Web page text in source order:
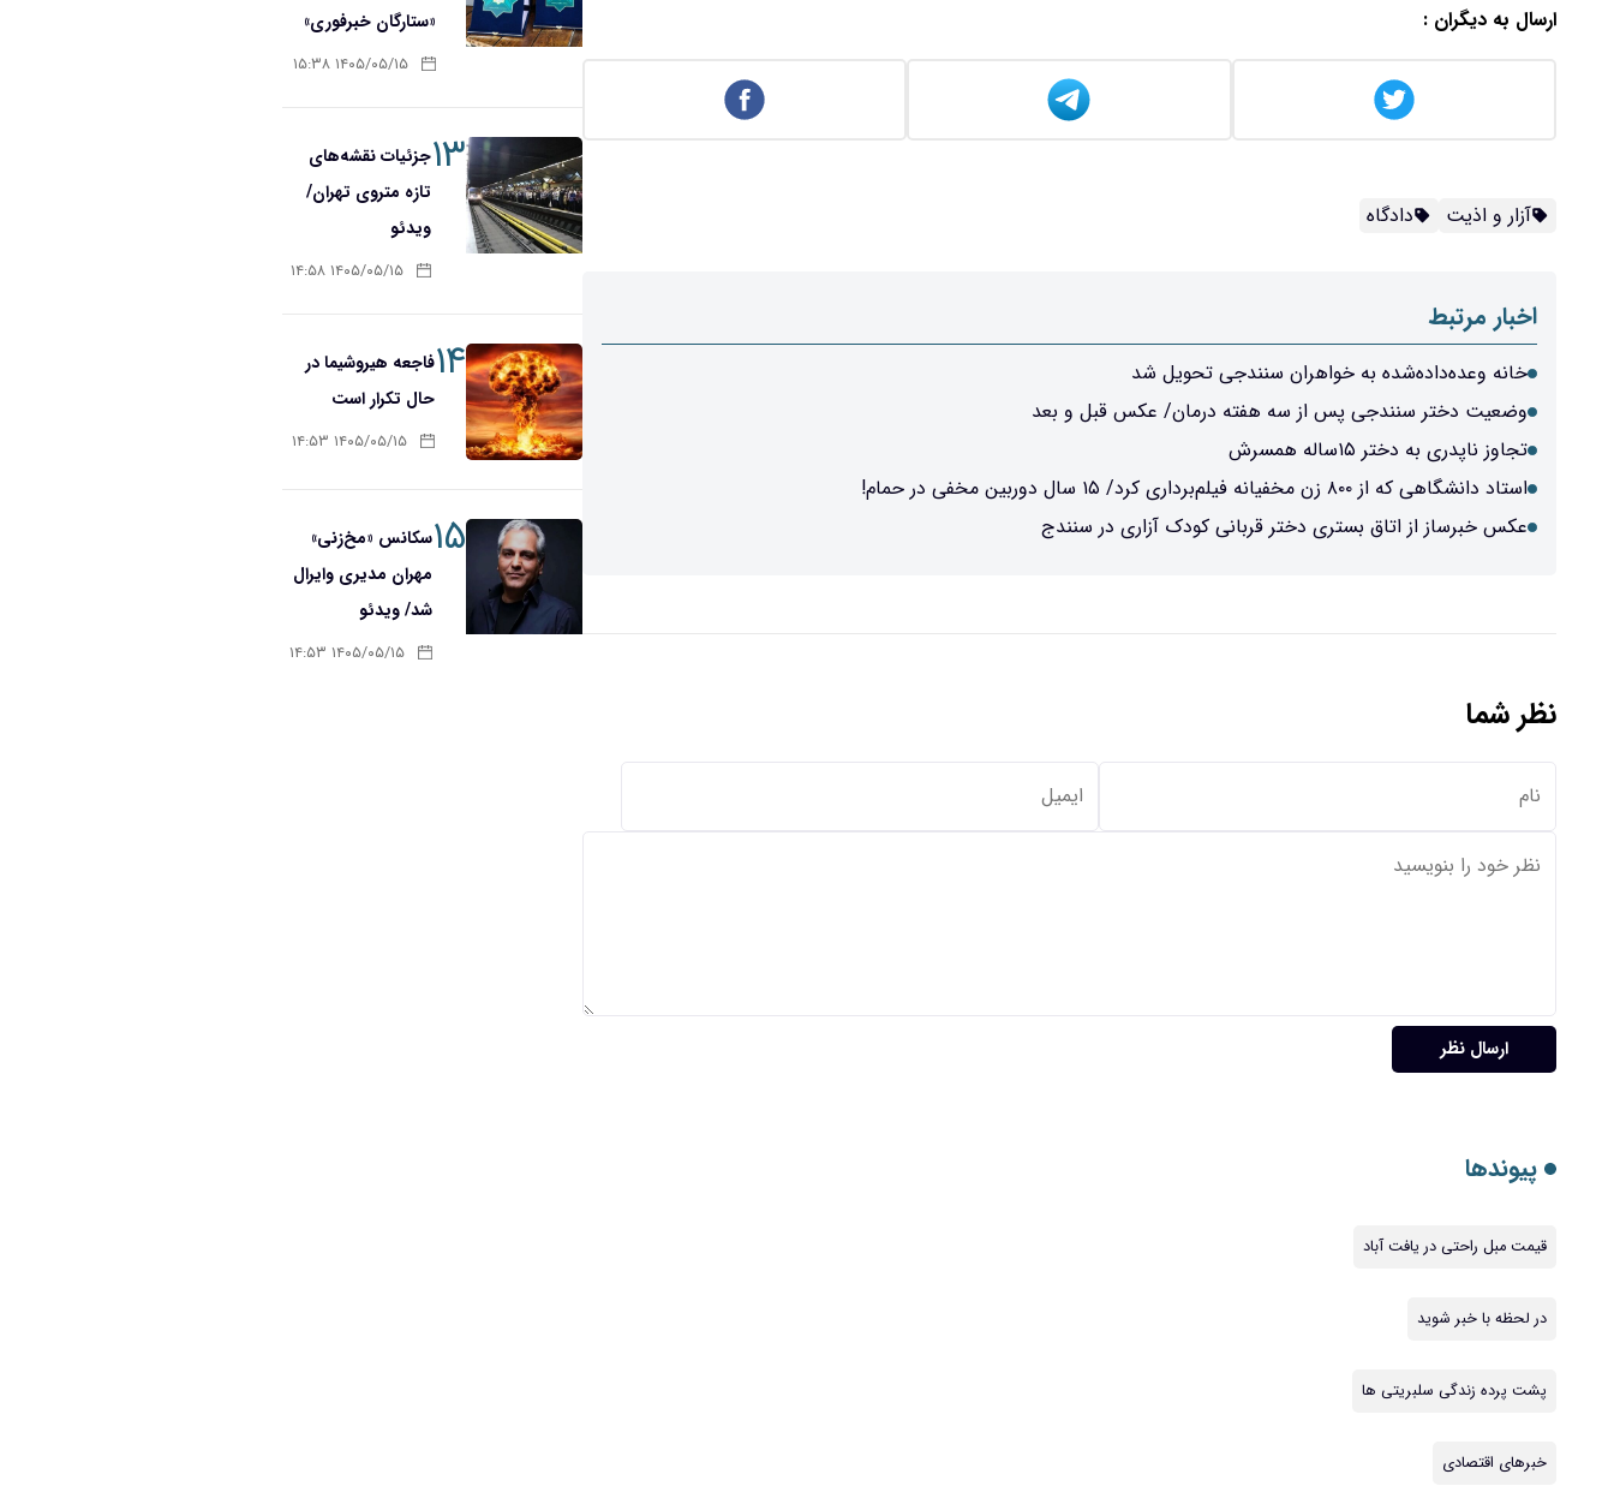
ارسال به دیگران :
آزار و اذیت دادگاه
اخبار مرتبط
خانه وعده‌داده‌شده به خواهران سنندجی تحویل شد
وضعیت دختر سنندجی پس از سه هفته درمان/ عکس قبل و بعد
تجاوز ناپدری به دختر ۱۵ساله همسرش
استاد دانشگاهی که از ۸۰۰ زن مخفیانه فیلم‌برداری کرد/ ۱۵ سال دوربین مخفی در حمام!
عکس خبرساز از اتاق بستری دختر قربانی کودک آزاری در سنندج
نظر شما
ارسال نظر
«ستارگان خبرفوری»
۱۴۰۵/۰۵/۱۵ ۱۵:۳۸
۱۳جزئیات نقشه‌های
تازه متروی تهران/
ویدئو
۱۴۰۵/۰۵/۱۵ ۱۴:۵۸
۱۴فاجعه هیروشیما در
حال تکرار است
۱۴۰۵/۰۵/۱۵ ۱۴:۵۳
۱۵سکانس «مخ‌زنی»
مهران مدیری وایرال
شد/ ویدئو
۱۴۰۵/۰۵/۱۵ ۱۴:۵۳
پیوندها
قیمت مبل راحتی در یافت آباد
در لحظه با خبر شوید
پشت پرده زندگی سلبریتی ها
خبرهای اقتصادی